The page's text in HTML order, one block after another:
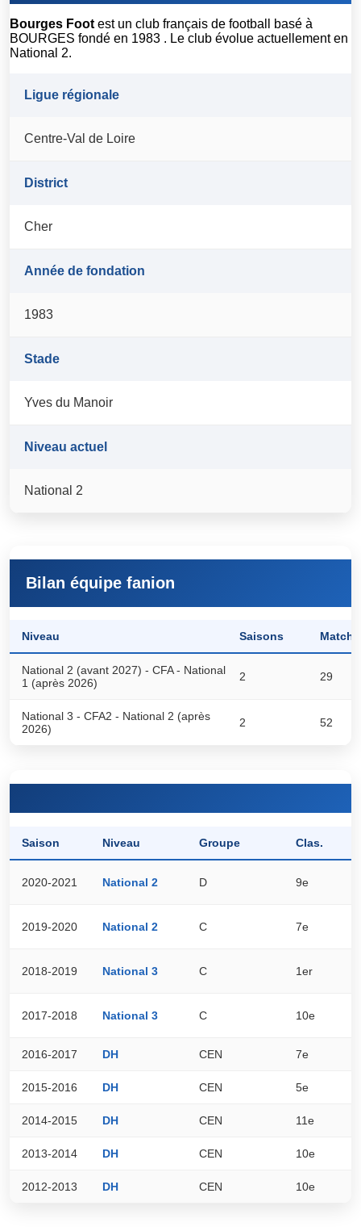
Bourges Foot est un club français de football basé à
BOURGES fondé en 1983 . Le club évolue actuellement en
National 2.
Ligue régionale
Centre-Val de Loire
District
Cher
Année de fondation
1983
Stade
Yves du Manoir
Niveau actuel
National 2
Bilan équipe fanion
Niveau Saisons Matchs
National 2 (avant 2027) - CFA - National
1 (après 2026)
2 29
National 3 - CFA2 - National 2 (après
2026)
2 52
Saison Niveau Groupe Clas.
2020-2021 National 2 D 9e
2019-2020 National 2 C 7e
2018-2019 National 3 C 1er
2017-2018 National 3 C 10e
2016-2017 DH CEN 7e
2015-2016 DH CEN 5e
2014-2015 DH CEN 11e
2013-2014 DH CEN 10e
2012-2013 DH CEN 10e